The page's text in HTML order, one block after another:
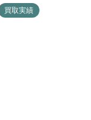
買取実績